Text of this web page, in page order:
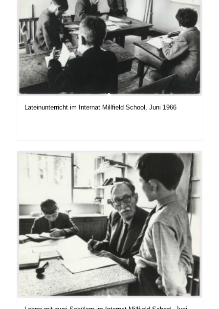
Lateinunterricht im Internat Millfield School, Juni 1966